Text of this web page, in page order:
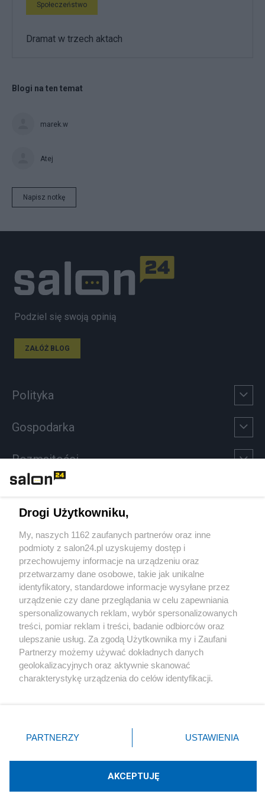
Społeczeństwo
Dramat w trzech aktach
Blogi na ten temat
marek.w
Atej
Napisz notkę
Podziel się swoją opinią
ZAŁÓŻ BLOG
Polityka
Gospodarka
Rozmaitości
Sport
Społeczeństwo
Kultura
X Facebook Instagram Youtube
Drogi Użytkowniku,
My, naszych 1162 zaufanych partnerów oraz inne
podmioty z salon24.pl uzyskujemy dostęp i
przechowujemy informacje na urządzeniu oraz
przetwarzamy dane osobowe, takie jak unikalne
identyfikatory, standardowe informacje wysyłane przez
urządzenie czy dane przeglądania w celu zapewniania
spersonalizowanych reklam, wybór spersonalizowanych
treści, pomiar reklam i treści, badanie odbiorców oraz
ulepszanie usług. Za zgodą Użytkownika my i Zaufani
Partnerzy możemy używać dokładnych danych
geolokalizacyjnych oraz aktywnie skanować
charakterystykę urządzenia do celów identyfikacji.
zmienić/wycofać klikając przycisk ustawień prywatności
znajdujący się w lewym dolnym rogu strony
rodzaje przetwarzania danych nie wymagają zgody
użytkownika, ale masz prawo sprzeciwić się takiemu
PARTNERZY USTAWIENIA
AKCEPTUJĘ